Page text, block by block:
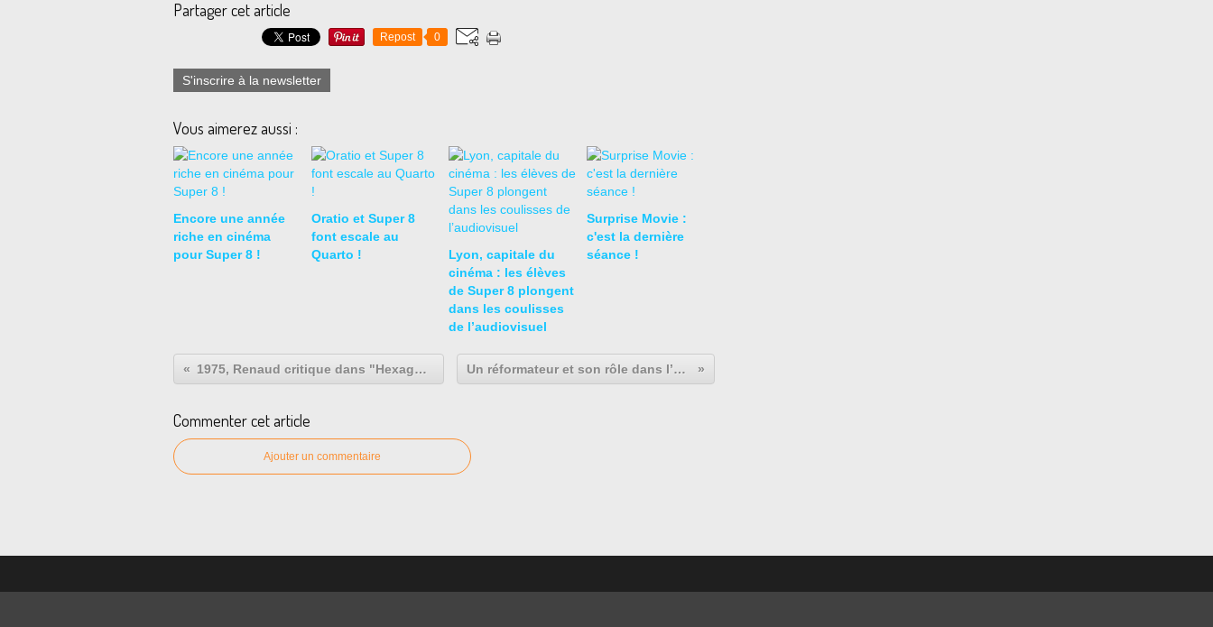
Partager cet article
Repost 0
S'inscrire à la newsletter
Vous aimerez aussi :
Encore une année
riche en cinéma
pour Super 8 !
Oratio et Super 8
font escale au
Quarto !
Lyon, capitale du
cinéma : les élèves
de Super 8 plongent
dans les coulisses
de l’audiovisuel
Surprise Movie :
c'est la dernière
séance !
1975, Renaud critique dans "Hexagone" une France qui ne tourne plus rond ! Un réformateur et son rôle dans l’essor du protestantisme : Martin Luther
Commenter cet article
Ajouter un commentaire